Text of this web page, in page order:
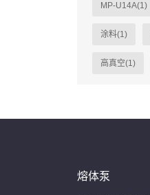
MP-U14A(1)
涂料(1)
高真空(1)
熔体泵